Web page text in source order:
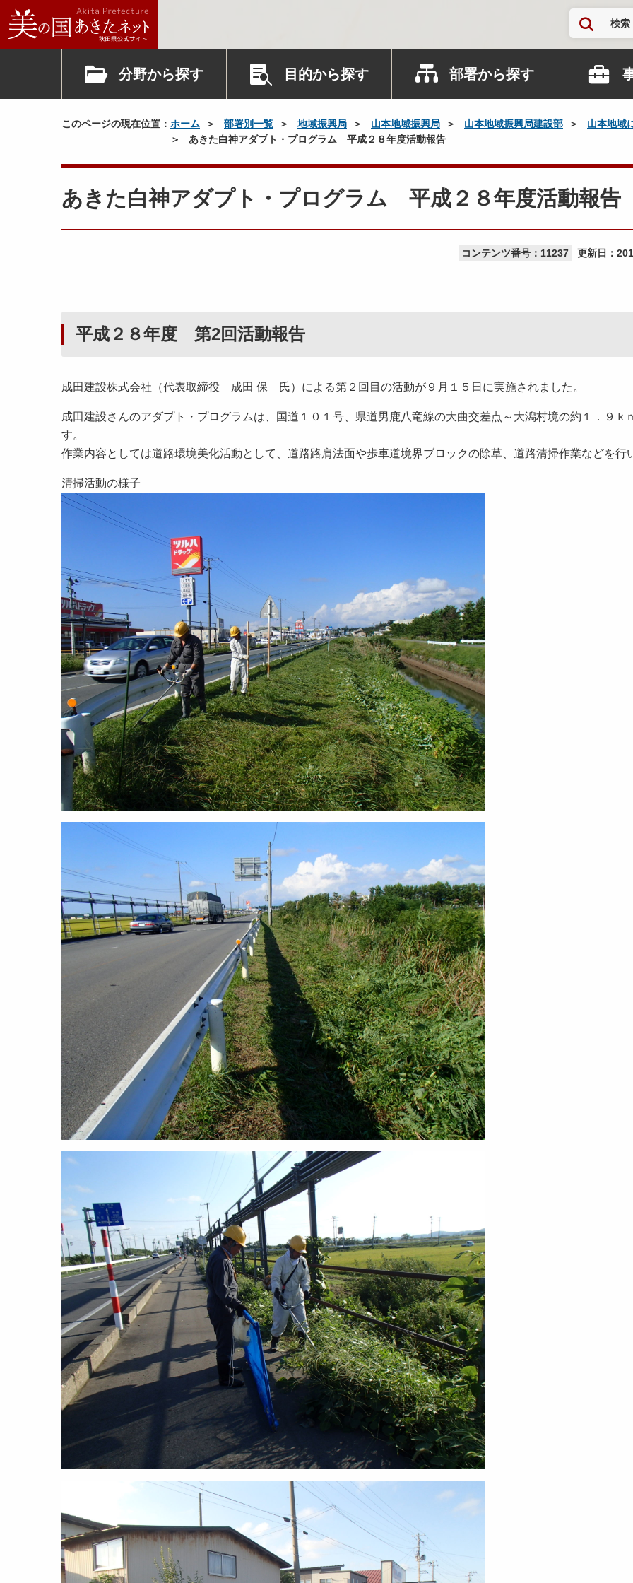
検索
分野から探す 目的から探す 部署から探す
このページの現在位置： ホーム 部署別一覧 地域振興局 山本地域振興局 山本地域振興局建設部
山本地域
あきた白神アダプト・プログラム 平成２８年度活動報告
あきた白神アダプト・プログラム 平成２８年度活動報告
コンテンツ番号：11237 更新日：
平成２８年度 第2回活動報告
成田建設株式会社（代表取締役 成田 保 氏）による第２回目の活動が９月１５日に実施されました。
成田建設さんのアダプト・プログラムは、国道１０１号、県道男鹿八竜線の大曲交差点～大潟村境の約１．９ｋ
す。
作業内容としては道路環境美化活動として、道路路肩法面や歩車道境界ブロックの除草、道路清掃作業などを行
清掃活動の様子